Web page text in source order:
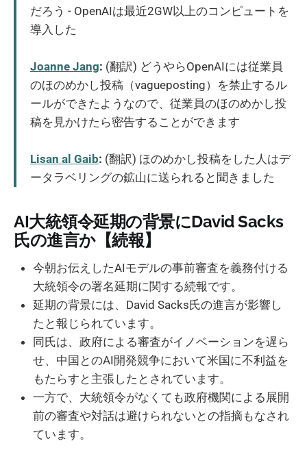
だろう - OpenAIは最近2GW以上のコンピュートを
導入した
Joanne Jang: (翻訳) どうやらOpenAIには従業員
のほのめかし投稿（vagueposting）を禁止するル
ールができたようなので、従業員のほのめかし投
稿を見かけたら密告することができます
Lisan al Gaib: (翻訳) ほのめかし投稿をした人はデ
ータラベリングの鉱山に送られると聞きました
AI大統領令延期の背景にDavid Sacks
氏の進言か【続報】
今朝お伝えしたAIモデルの事前審査を義務付ける
大統領令の署名延期に関する続報です。
延期の背景には、David Sacks氏の進言が影響し
たと報じられています。
同氏は、政府による審査がイノベーションを遅ら
せ、中国とのAI開発競争において米国に不利益を
もたらすと主張したとされています。
一方で、大統領令がなくても政府機関による展開
前の審査や対話は避けられないとの指摘もなされ
ています。